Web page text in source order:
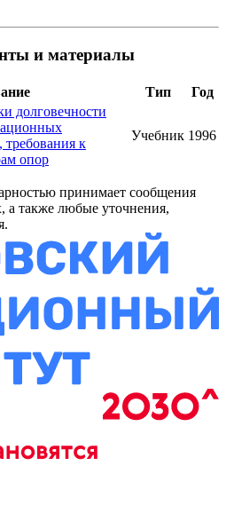
и материалы
Тип
Год
долговечности
требования к
опор
Учебник 1996
принимает сообщения
также любые уточнения,